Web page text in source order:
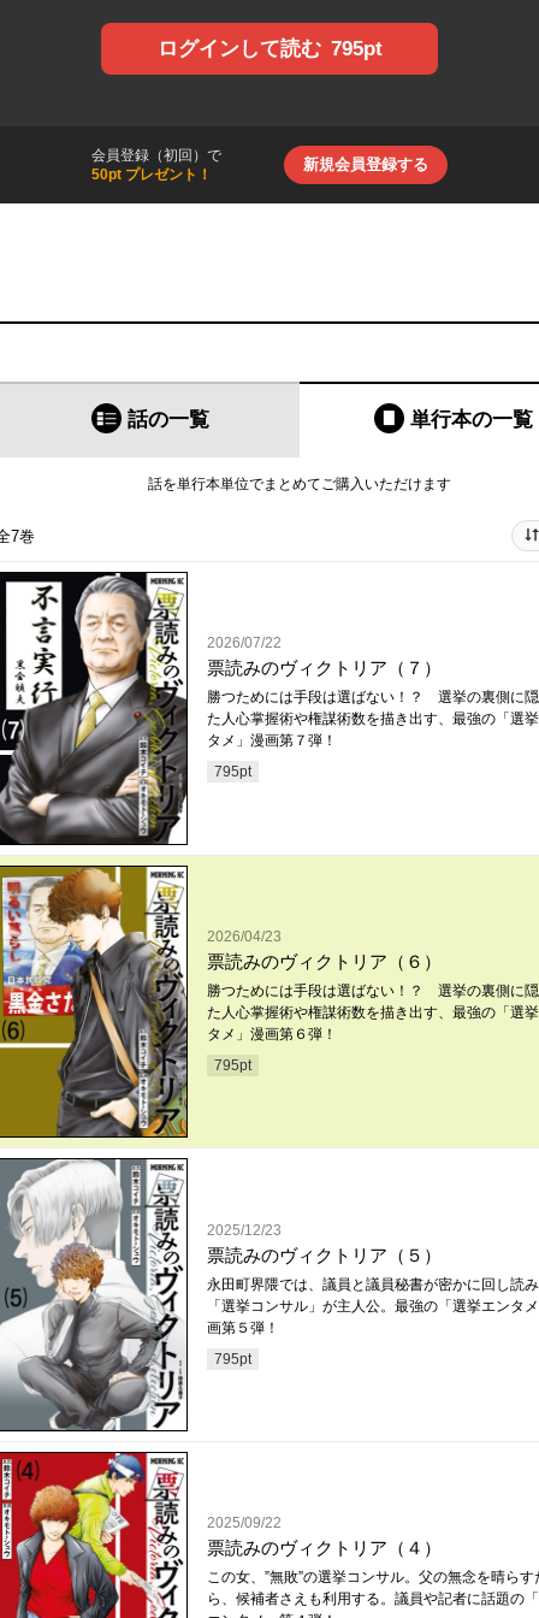
ログインして読む 795pt
会員登録（初回）で
50pt プレゼント！
新規会員登録する
話の一覧 単行本の一覧
話を単行本単位でまとめてご購入いただけます
7巻
2026/07/22
票読みのヴィクトリア（７）
勝つためには手段は選ばない！？ 選挙の裏側に
た人心掌握術や権謀術数を描き出す、最強の「選
タメ」漫画第７弾！
795pt
2026/04/23
票読みのヴィクトリア（６）
勝つためには手段は選ばない！？ 選挙の裏側に
た人心掌握術や権謀術数を描き出す、最強の「選
タメ」漫画第６弾！
795pt
2025/12/23
票読みのヴィクトリア（５）
永田町界隈では、議員と議員秘書が密かに回し読
「選挙コンサル」が主人公。最強の「選挙エンタ
画第５弾！
795pt
2025/09/22
票読みのヴィクトリア（４）
この女、”無敗”の選挙コンサル。父の無念を晴らす
ら、候補者さえも利用する。議員や記者に話題の